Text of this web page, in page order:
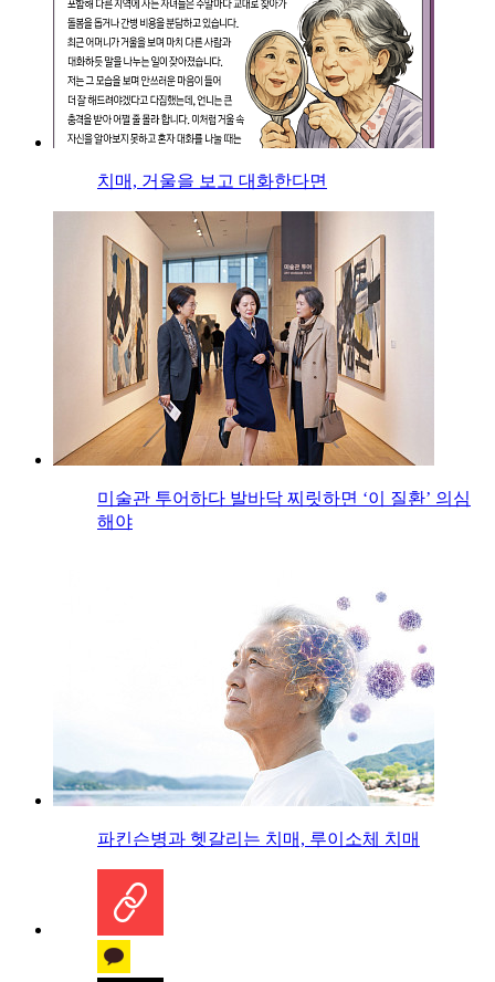
치매, 거울을 보고 대화한다면
미술관 투어하다 발바닥 찌릿하면 ‘이 질환’ 의심
해야
파킨슨병과 헷갈리는 치매, 루이소체 치매